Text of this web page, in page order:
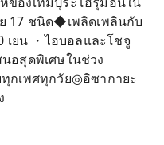
17 ชนิด◆เพลิดเพลินกับ
เยน ・ไฮบอลและโชจู
อสุดพิเศษในช่วง
กเพศทุกวัย◎อิซากายะ